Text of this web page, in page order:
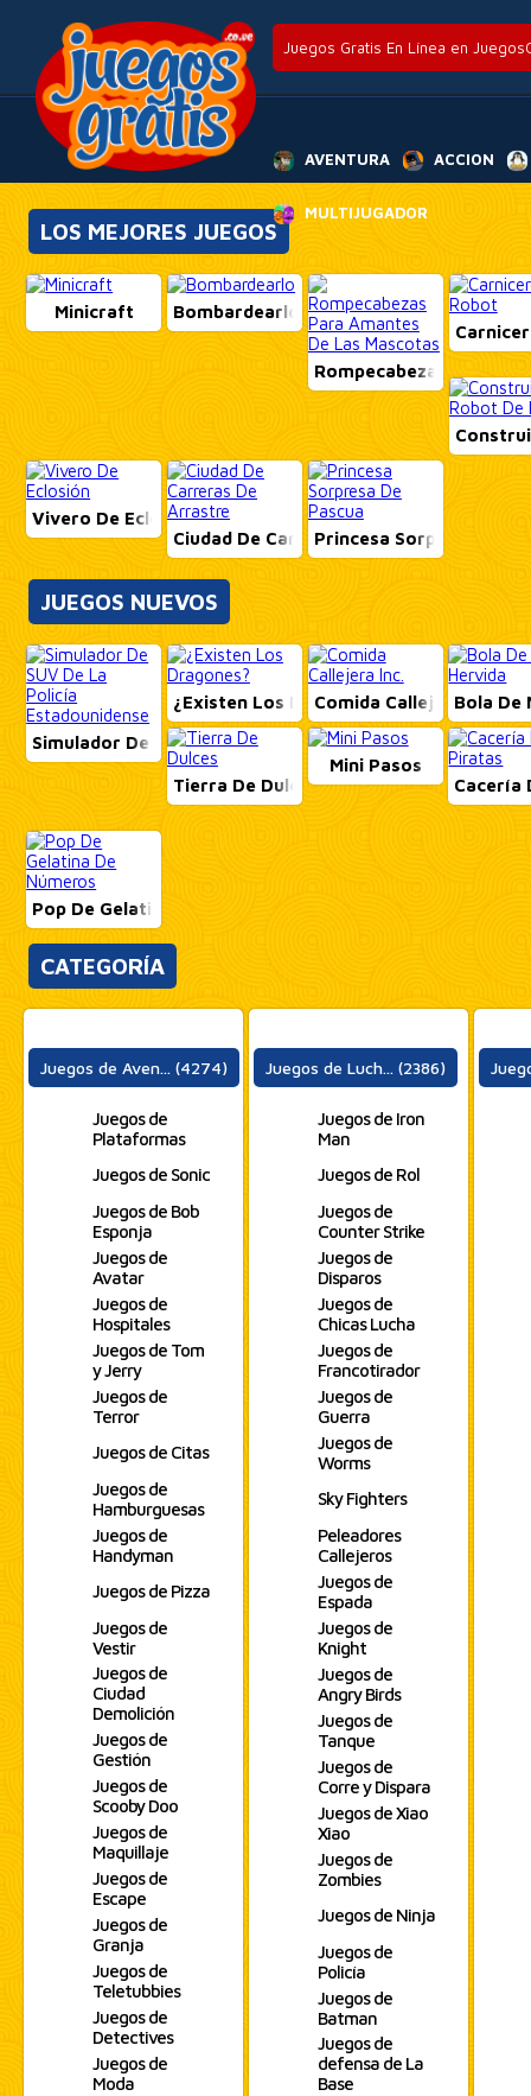
Juegos Gratis En Línea en
AVENTURA ACCION
MULTIJUGADOR
LOS MEJORES JUEGOS
Minicraft Bombardearlo
Rompecabezas Para
Vivero De Eclosión
Ciudad De Carreras De Arrastre
Princesa Sorpresa De
JUEGOS NUEVOS
Simulador De SUV De La Policía Estadounidense
¿Existen Los Dragones?Comida Callejera Inc.
Bola De
Tierra De Dulces
Mini Pasos
Cacería
Pop De Gelatina De Números
CATEGORÍA
Juegos de Aven... (4274)
Juegos de
Plataformas
Juegos de Sonic
Juegos de Bob
Esponja
Juegos de
Avatar
Juegos de
Hospitales
Juegos de Tom
y Jerry
Juegos de
Terror
Juegos de Citas
Juegos de
Hamburguesas
Juegos de
Handyman
Juegos de Pizza
Juegos de
Vestir
Juegos de
Ciudad
Demolición
Juegos de
Gestión
Juegos de
Scooby Doo
Juegos de
Maquillaje
Juegos de
Escape
Juegos de
Granja
Juegos de
Teletubbies
Juegos de
Detectives
Juegos de
Moda
Juegos de Luch... (2386)
Juegos de Iron
Man
Juegos de Rol
Juegos de
Counter Strike
Juegos de
Disparos
Juegos de
Chicas Lucha
Juegos de
Francotirador
Juegos de
Guerra
Juegos de
Worms
Sky Fighters
Peleadores
Callejeros
Juegos de
Espada
Juegos de
Knight
Juegos de
Angry Birds
Juegos de
Tanque
Juegos de
Corre y Dispara
Juegos de Xiao
Xiao
Juegos de
Zombies
Juegos de Ninja
Juegos de
Policía
Juegos de
Batman
Juegos de
defensa de La
Base